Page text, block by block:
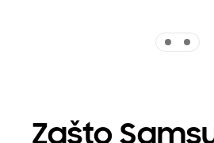
Zašto